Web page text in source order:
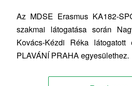
Az MDSE Erasmus KA182-
szakmai látogatása során
Kovács-Kézdi Réka
PLAVÁNÍ PRAHA egyesülethez.